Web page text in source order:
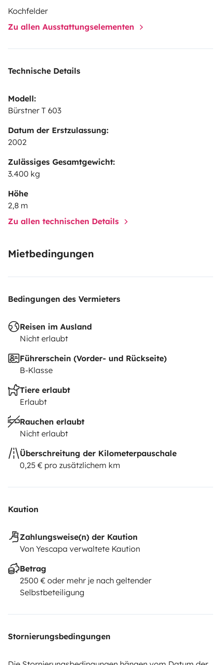
N' hésitez pas à nous contacter pour de plus amples
informations.
Kochfelder
Zu allen Ausstattungselementen
Technische Details
Modell:
Bürstner T 603
Datum der Erstzulassung:
2002
Zulässiges Gesamtgewicht:
3.400 kg
Höhe
2,8 m
Zu allen technischen Details
Mietbedingungen
Bedingungen des Vermieters
Reisen im Ausland
Nicht erlaubt
Führerschein (Vorder- und Rückseite)
B-Klasse
Tiere erlaubt
Erlaubt
Rauchen erlaubt
Nicht erlaubt
Überschreitung der Kilometerpauschale
0,25 € pro zusätzlichem km
Kaution
Zahlungsweise(n) der Kaution
Von Yescapa verwaltete Kaution
Betrag
2500 € oder mehr je nach geltender
Selbstbeteiligung
Stornierungsbedingungen